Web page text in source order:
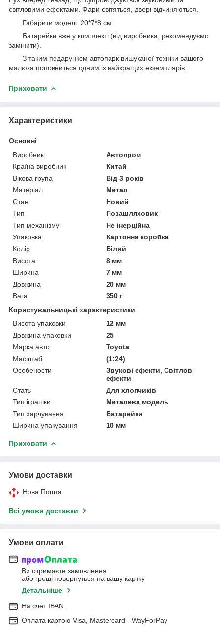
світловими ефектами. Фари світяться, двері відчиняються.
Габарити моделі: 20*7*8 см
Батарейки вже у комплекті (від виробника, рекомендуємо
замінити).
З таким подарунком автопарк вишуканої техніки вашого
малюка поповниться одним із найкращих екземплярів.
Приховати
Характеристики
Основні
Виробник
Автопром
Країна виробник
Китай
Вікова група
Від 3 років
Матеріал
Метал
Стан
Новий
Тип
Позашляховик
Тип механізму
Не інерційна
Упаковка
Картонна коробка
Колір
Білий
Висота
8 мм
Ширина
7 мм
Довжина
20 мм
Вага
350 г
Користувальницькі характеристики
Висота упаковки
12 мм
Довжина упаковки
25
Марка авто
Toyota
Масштаб
(1:24)
Особености
Звукові ефекти, Світлові
ефекти
Стать
Для хлопчиків
Тип іграшки
Металева модель
Тип харчування
Батарейки
Ширина упакування
10 мм
Приховати
Умови доставки
Нова Пошта
Всі умови доставки
Умови оплати
Ви отримаєте замовлення
або гроші повернуться на вашу картку
Детальніше
На cчёт IBAN
Оплата картою Visa, Mastercard - WayForPay